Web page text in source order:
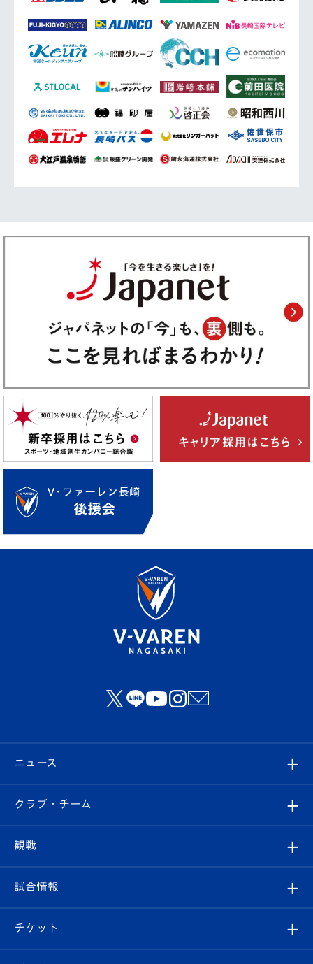
ニュース
すべて
クラブ
試合情報
クラブ・チーム
クラブ概要
エンブレム紹介
観戦
観戦ルール
はじめての観戦ガイド
試合情報
試合日程/結果
チケット